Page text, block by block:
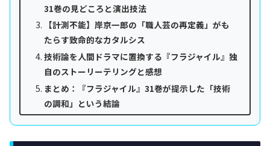
31巻の見どころと演出技法
【計測不能】岸京一郎の「職人芸の再定義」がも
たらす致命的なカタルシス
技術論を人間ドラマに置換する『フラジャイル』独
自のストーリーテリングと感想
まとめ：『フラジャイル』31巻が提示した「技術
の調和」という結論